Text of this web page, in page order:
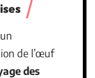
de l’œuf
des